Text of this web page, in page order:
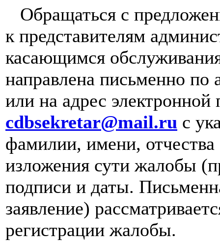
Обращаться с
к представителям
касающимся
направлена письменно по
или на адрес
cdbsekretar@mail.ru с
фамилии, имени, отчества
изложения сути жалобы
подписи и даты.
заявление)
регистрации жалобы.